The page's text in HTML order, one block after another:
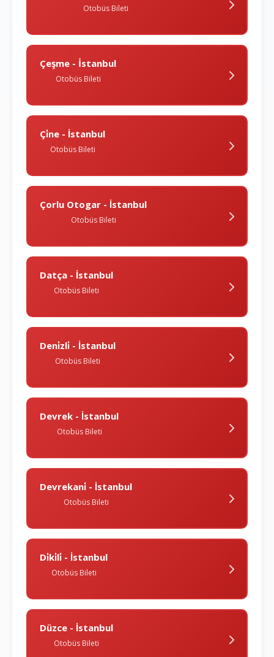
Otobüs Bileti
Çeşme - İstanbul
Otobüs Bileti
Çi̇ne - İstanbul
Otobüs Bileti
Çorlu Otogar - İstanbul
Otobüs Bileti
Datça - İstanbul
Otobüs Bileti
Deni̇zli̇ - İstanbul
Otobüs Bileti
Devrek - İstanbul
Otobüs Bileti
Devrekani̇ - İstanbul
Otobüs Bileti
Di̇ki̇li̇ - İstanbul
Otobüs Bileti
Düzce - İstanbul
Otobüs Bileti